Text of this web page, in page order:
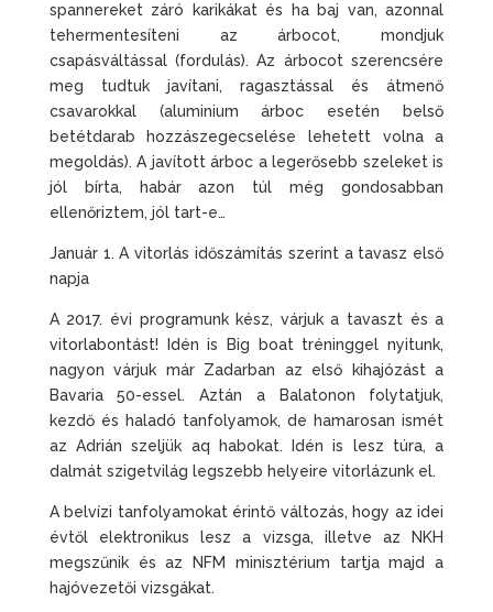
spannereket záró karikákat és ha baj van, azonnal
tehermentesíteni az árbocot, mondjuk
csapásváltással (fordulás). Az árbocot szerencsére
meg tudtuk javítani, ragasztással és átmenő
csavarokkal (aluminium árboc esetén belső
betétdarab hozzászegecselése lehetett volna a
megoldás). A javított árboc a legerősebb szeleket is
jól bírta, habár azon túl még gondosabban
ellenőriztem, jól tart-e…
Január 1. A vitorlás időszámítás szerint a tavasz első
napja
A 2017. évi programunk kész, várjuk a tavaszt és a
vitorlabontást! Idén is Big boat tréninggel nyitunk,
nagyon várjuk már Zadarban az első kihajózást a
Bavaria 50-essel. Aztán a Balatonon folytatjuk,
kezdő és haladó tanfolyamok, de hamarosan ismét
az Adrián szeljük aq habokat. Idén is lesz túra, a
dalmát szigetvilág legszebb helyeire vitorlázunk el.
A belvízi tanfolyamokat érintő változás, hogy az idei
évtől elektronikus lesz a vizsga, illetve az NKH
megszűnik és az NFM minisztérium tartja majd a
hajóvezetői vizsgákat.